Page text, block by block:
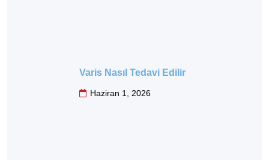
Varis Nasıl Tedavi Edilir
Haziran 1, 2026